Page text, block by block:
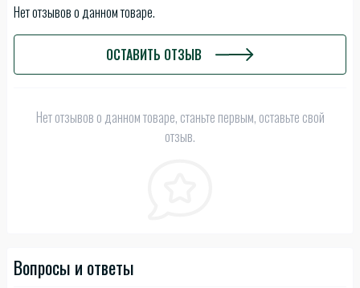
Нет отзывов о данном товаре.
ОСТАВИТЬ ОТЗЫВ
Нет отзывов о данном товаре, станьте первым, оставьте свой
отзыв.
Вопросы и ответы